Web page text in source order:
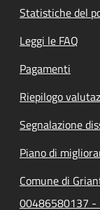
Statistiche del
Leggi le FAQ
Pagamenti
Riepilogo
Segnalazione
Piano di
Comune di
00486580137 -